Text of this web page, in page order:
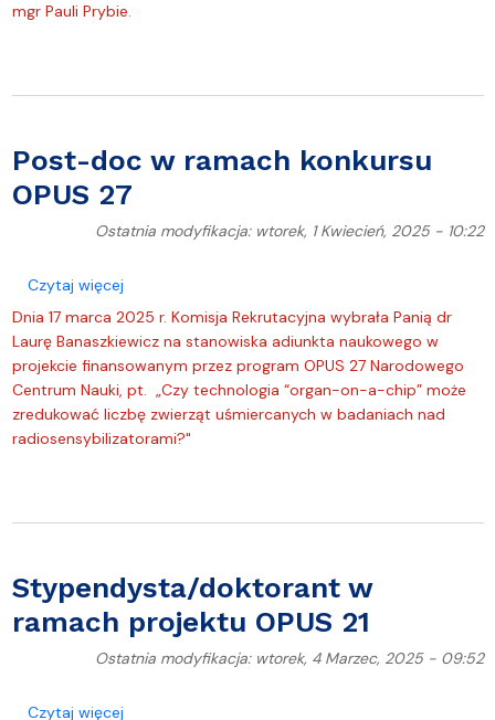
mgr Pauli Prybie.
Post-doc w ramach konkursu
OPUS 27
Ostatnia modyfikacja: wtorek, 1 Kwiecień, 2025 - 10:22
Czytaj więcejo Post-doc w ramach konkursu OPUS 27
Dnia 17 marca 2025 r. Komisja Rekrutacyjna wybrała Panią dr
Laurę Banaszkiewicz na stanowiska adiunkta naukowego w
projekcie finansowanym przez program OPUS 27 Narodowego
Centrum Nauki, pt. „Czy technologia “organ-on-a-chip” może
zredukować liczbę zwierząt uśmiercanych w badaniach nad
radiosensybilizatorami?"
Stypendysta/doktorant w
ramach projektu OPUS 21
Ostatnia modyfikacja: wtorek, 4 Marzec, 2025 - 09:52
Czytaj więcejo Stypendysta/doktorant w ramach projektu OPUS